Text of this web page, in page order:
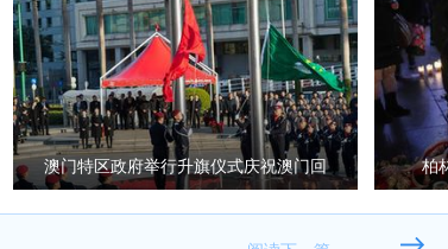
澳门特区政府举行升旗仪式庆祝澳门回
柏